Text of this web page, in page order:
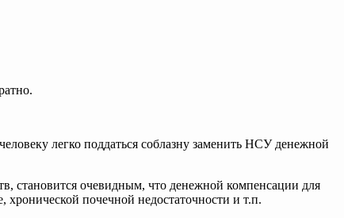
легко поддаться соблазну заменить НСУ денежной
становится очевидным, что денежной компенсации для
хронической почечной недостаточности и т.п.